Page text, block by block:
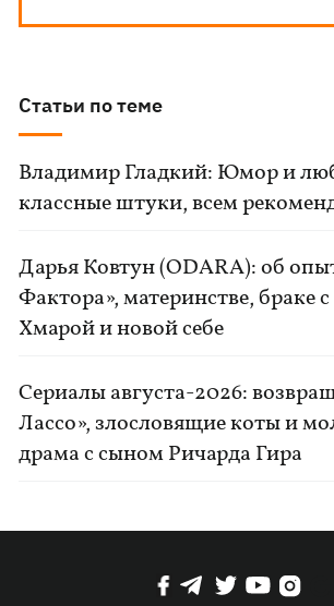
Статьи по теме
Владимир Гладкий: Юмор и
классные штуки, всем
Дарья Ковтун (ODARA): об
Фактора», материнстве, браке
Хмарой и новой себе
Сериалы августа-2026:
Лассо», злословящие коты и
драма с сыном Ричарда Гира